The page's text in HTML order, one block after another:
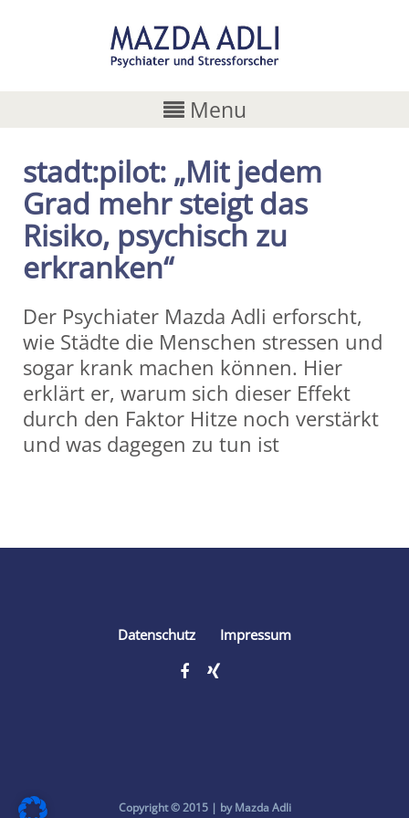
Menu
stadt:pilot: „Mit jedem
Grad mehr steigt das
Risiko, psychisch zu
erkranken“
Der Psychiater Mazda Adli erforscht,
wie Städte die Menschen stressen und
sogar krank machen können. Hier
erklärt er, warum sich dieser Effekt
durch den Faktor Hitze noch verstärkt
und was dagegen zu tun ist
Datenschutz Impressum
Copyright © 2015 | by Mazda Adli